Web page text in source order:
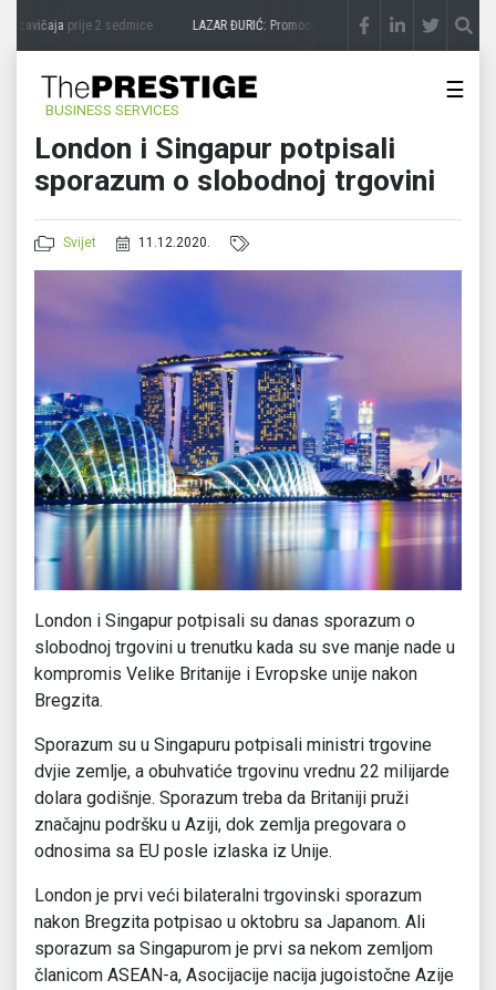
zavičajaprije 2 sedmice LAZAR ĐURIĆ: Promocija potencijal pretvara u destinaciju
BUSINESS SERVICES
☰
London i Singapur potpisali
sporazum o slobodnoj trgovini
Svijet 11.12.2020.
London i Singapur potpisali su danas sporazum o
slobodnoj trgovini u trenutku kada su sve manje nade u
kompromis Velike Britanije i Evropske unije nakon
Bregzita.
Sporazum su u Singapuru potpisali ministri trgovine
dvjie zemlje, a obuhvatiće trgovinu vrednu 22 milijarde
dolara godišnje. Sporazum treba da Britaniji pruži
značajnu podršku u Aziji, dok zemlja pregovara o
odnosima sa EU posle izlaska iz Unije.
London je prvi veći bilateralni trgovinski sporazum
nakon Bregzita potpisao u oktobru sa Japanom. Ali
sporazum sa Singapurom je prvi sa nekom zemljom
članicom ASEAN-a, Asocijacije nacija jugoistočne Azije